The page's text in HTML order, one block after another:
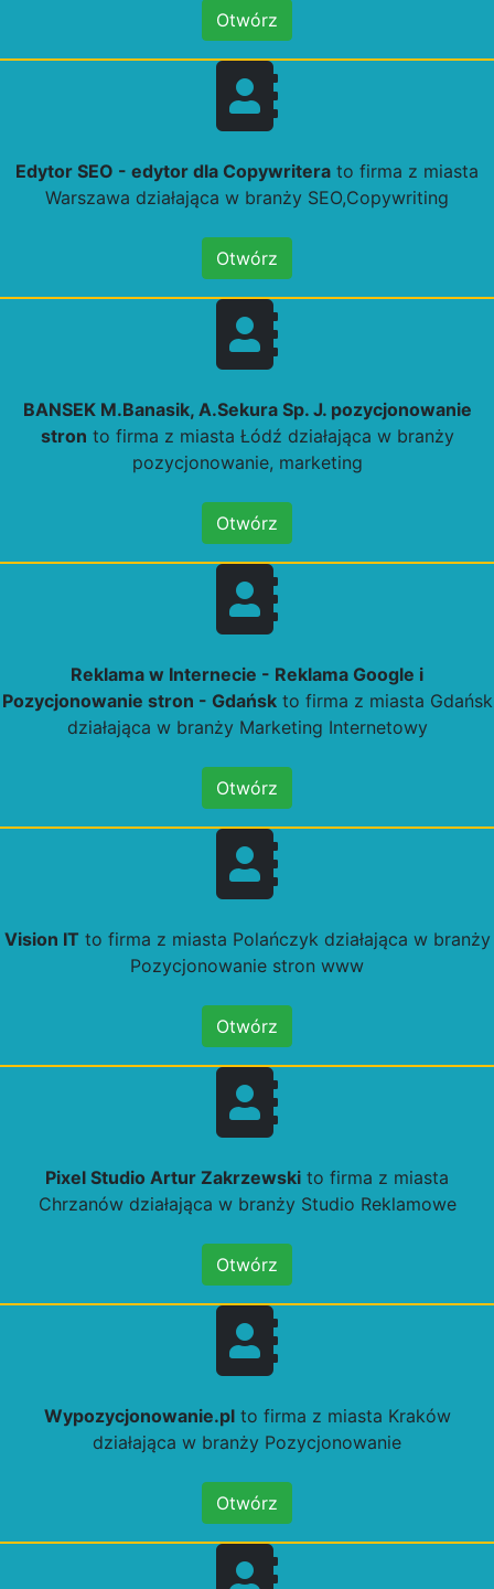
Otwórz
Edytor SEO - edytor dla Copywritera to firma z miasta
Warszawa działająca w branży SEO,Copywriting
Otwórz
BANSEK M.Banasik, A.Sekura Sp. J. pozycjonowanie
stron to firma z miasta Łódź działająca w branży
pozycjonowanie, marketing
Otwórz
Reklama w Internecie - Reklama Google i
Pozycjonowanie stron - Gdańskto firma z miasta Gdańsk
działająca w branży Marketing Internetowy
Otwórz
Vision IT to firma z miasta Polańczyk działająca w branży
Pozycjonowanie stron www
Otwórz
Pixel Studio Artur Zakrzewski to firma z miasta
Chrzanów działająca w branży Studio Reklamowe
Otwórz
Wypozycjonowanie.plto firma z miasta Kraków
działająca w branży Pozycjonowanie
Otwórz